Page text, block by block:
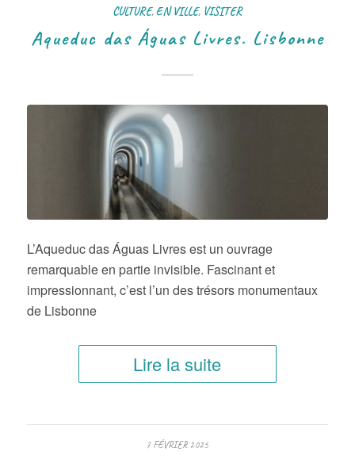
CULTURE,EN VILLE, VISITER
Aqueduc das Águas Livres. Lisbonne
L’Aqueduc das Águas Livres est un ouvrage
remarquable en partie invisible. Fascinant et
impressionnant, c’est l’un des trésors monumentaux
de Lisbonne
Lire la suite
7 FÉVRIER 2025